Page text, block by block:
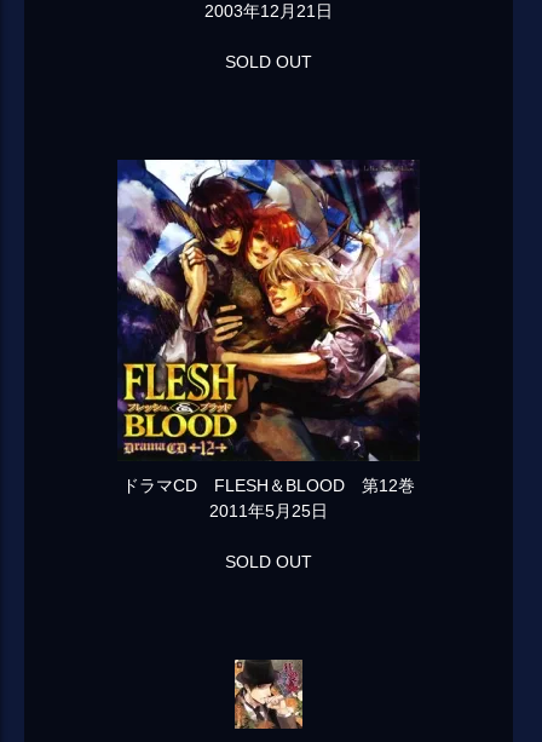
2003年12月21日
SOLD OUT
ドラマCD FLESH＆BLOOD 第12巻
2011年5月25日
SOLD OUT